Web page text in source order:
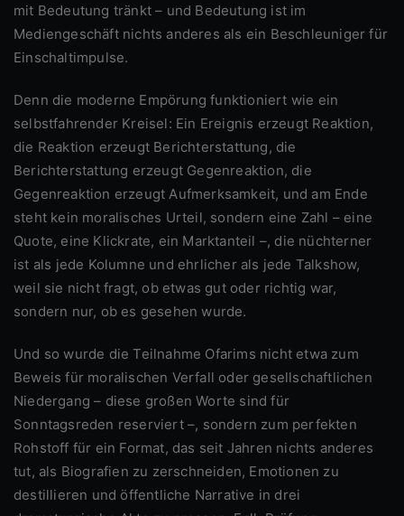
mit Bedeutung tränkt – und Bedeutung ist im
Mediengeschäft nichts anderes als ein Beschleuniger für
Einschaltimpulse.
Denn die moderne Empörung funktioniert wie ein
selbstfahrender Kreisel: Ein Ereignis erzeugt Reaktion,
die Reaktion erzeugt Berichterstattung, die
Berichterstattung erzeugt Gegenreaktion, die
Gegenreaktion erzeugt Aufmerksamkeit, und am Ende
steht kein moralisches Urteil, sondern eine Zahl – eine
Quote, eine Klickrate, ein Marktanteil –, die nüchterner
ist als jede Kolumne und ehrlicher als jede Talkshow,
weil sie nicht fragt, ob etwas gut oder richtig war,
sondern nur, ob es gesehen wurde.
Und so wurde die Teilnahme Ofarims nicht etwa zum
Beweis für moralischen Verfall oder gesellschaftlichen
Niedergang – diese großen Worte sind für
Sonntagsreden reserviert –, sondern zum perfekten
Rohstoff für ein Format, das seit Jahren nichts anderes
tut, als Biografien zu zerschneiden, Emotionen zu
destillieren und öffentliche Narrative in drei